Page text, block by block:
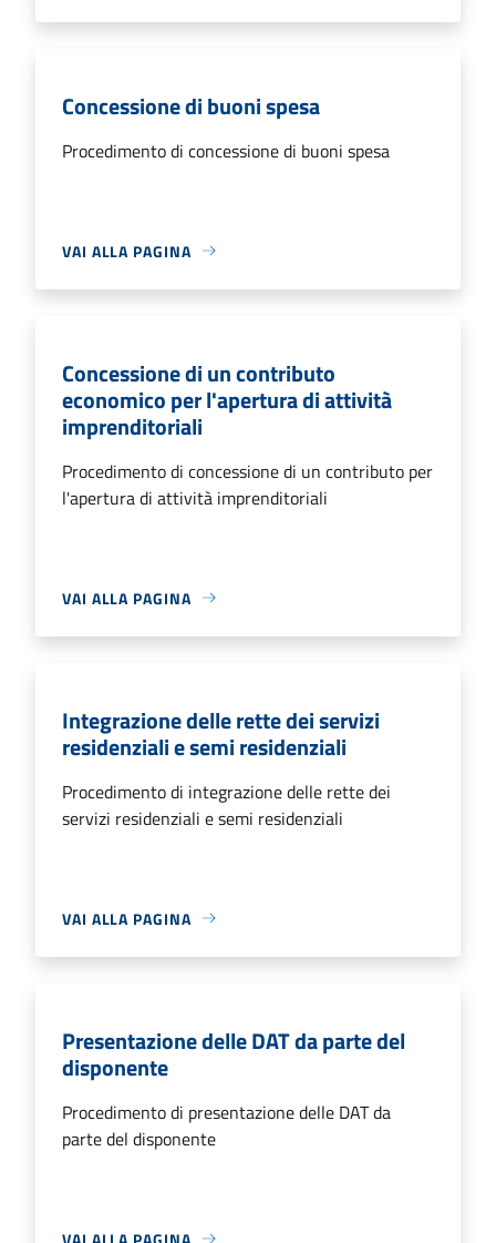
Concessione di buoni spesa
Procedimento di concessione di buoni spesa
VAI ALLA PAGINA
Concessione di un contributo
economico per l'apertura di attività
imprenditoriali
Procedimento di concessione di un contributo per
l'apertura di attività imprenditoriali
VAI ALLA PAGINA
Integrazione delle rette dei servizi
residenziali e semi residenziali
Procedimento di integrazione delle rette dei
servizi residenziali e semi residenziali
VAI ALLA PAGINA
Presentazione delle DAT da parte del
disponente
Procedimento di presentazione delle DAT da
parte del disponente